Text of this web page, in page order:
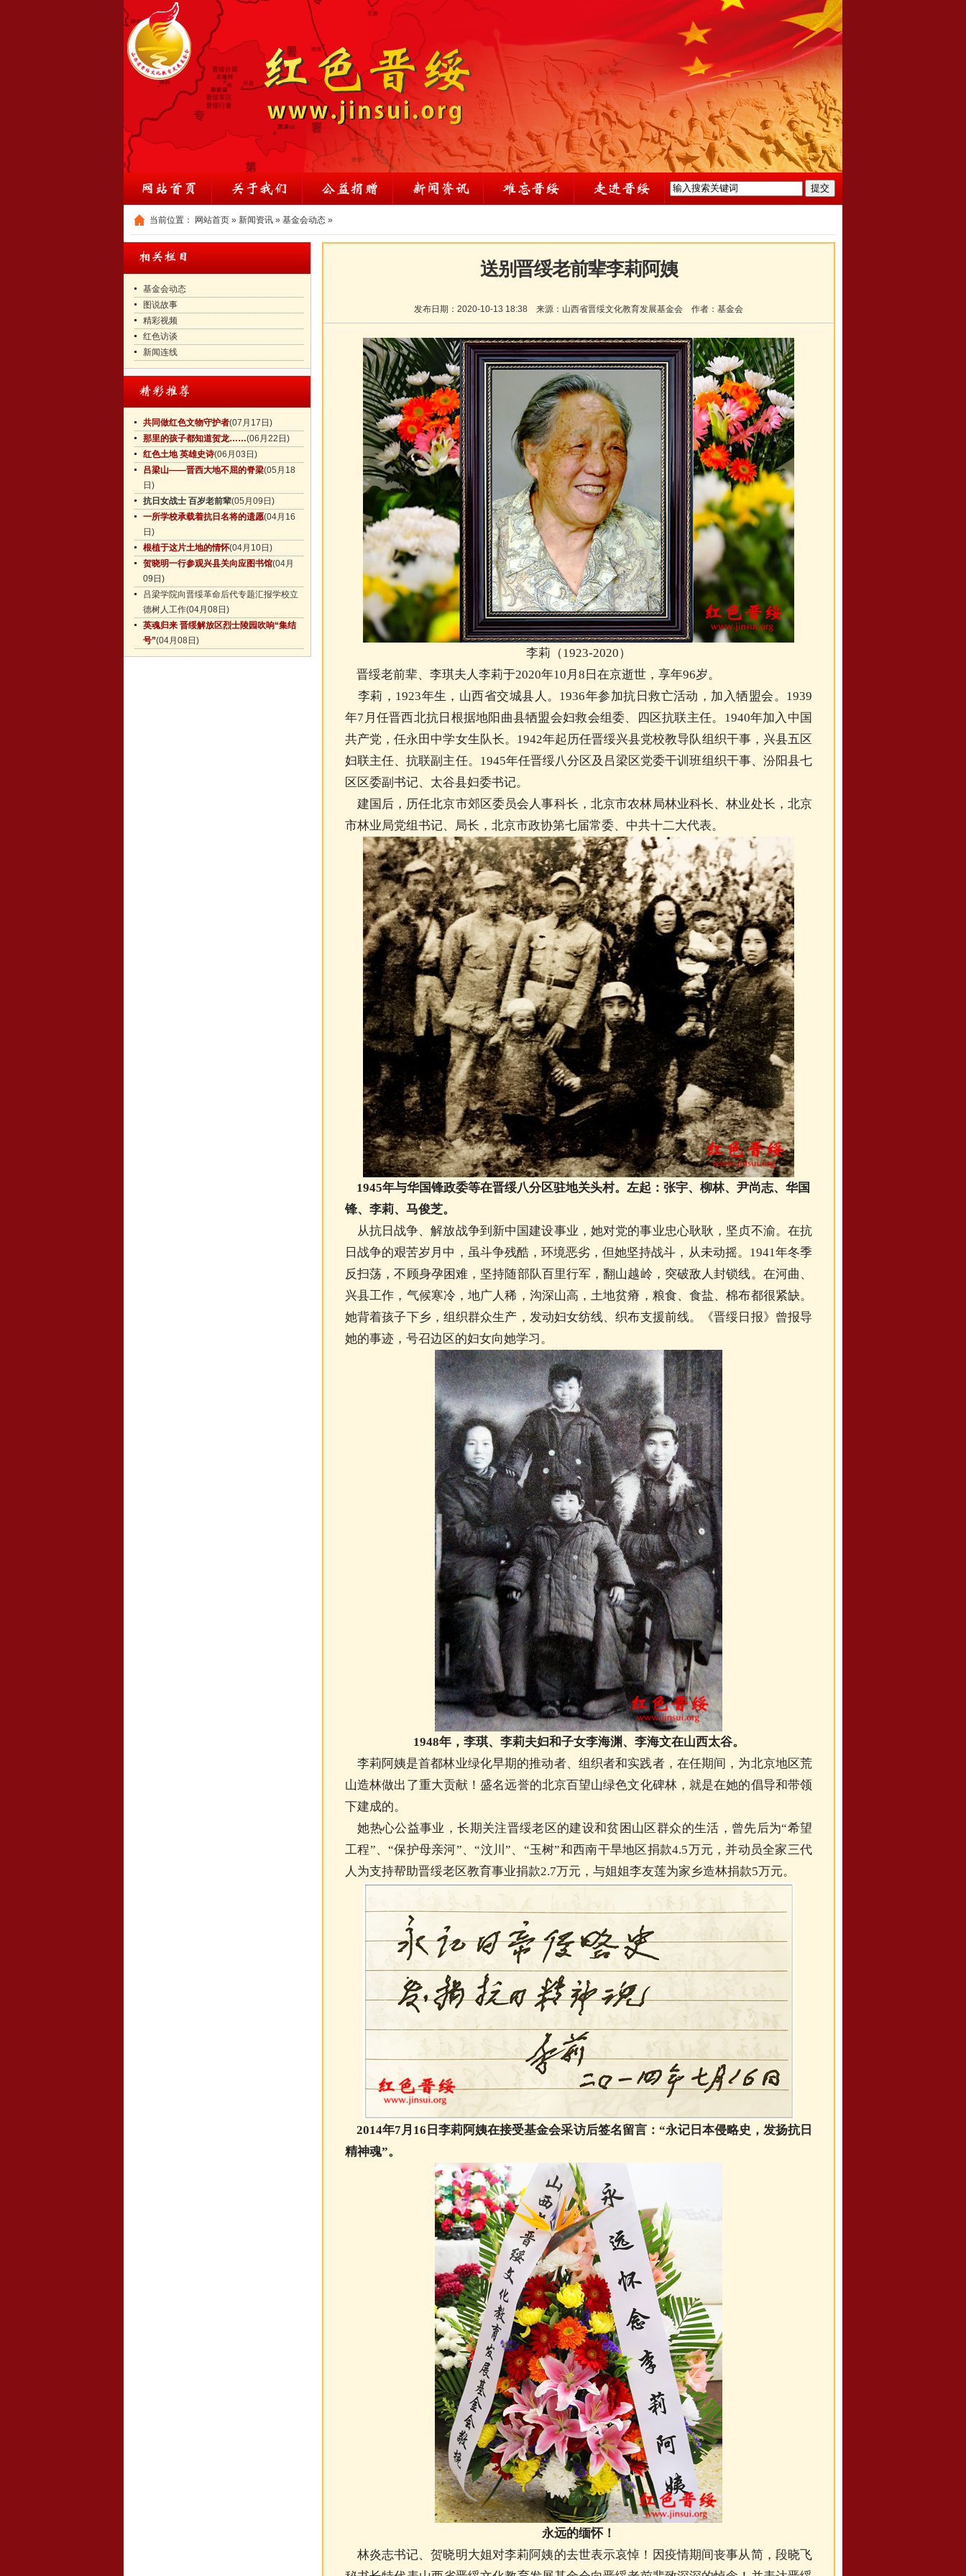
当前位置： 网站首页 » 新闻资讯 » 基金会动态 »
基金会动态
图说故事
精彩视频
红色访谈
新闻连线
共同做红色文物守护者(07月17日)
那里的孩子都知道贺龙……(06月22日)
红色土地 英雄史诗(06月03日)
吕梁山——晋西大地不屈的脊梁(05月18
日)
抗日女战士 百岁老前辈(05月09日)
一所学校承载着抗日名将的遗愿(04月16
日)
根植于这片土地的情怀(04月10日)
贺晓明一行参观兴县关向应图书馆(04月
09日)
吕梁学院向晋绥革命后代专题汇报学校立
德树人工作(04月08日)
英魂归来 晋绥解放区烈士陵园吹响“集结
号”(04月08日)
送别晋绥老前辈李莉阿姨
发布日期： 2020-10-13 18:38 来源： 山西省晋绥文化教育发展基金会 作者： 基金会
李莉（1923-2020）
晋绥老前辈、李琪夫人李莉于2020年10月8日在京逝世，享年96岁。
李莉，1923年生，山西省交城县人。1936年参加抗日救亡活动，加入牺盟会。1939
年7月任晋西北抗日根据地阳曲县牺盟会妇救会组委、四区抗联主任。1940年加入中国
共产党，任永田中学女生队长。1942年起历任晋绥兴县党校教导队组织干事，兴县五区
妇联主任、抗联副主任。1945年任晋绥八分区及吕梁区党委干训班组织干事、汾阳县七
区区委副书记、太谷县妇委书记。
建国后，历任北京市郊区委员会人事科长，北京市农林局林业科长、林业处长，北京
市林业局党组书记、局长，北京市政协第七届常委、中共十二大代表。
1945年与华国锋政委等在晋绥八分区驻地关头村。左起：张宇、柳林、尹尚志、华国
锋、李莉、马俊芝。
从抗日战争、解放战争到新中国建设事业，她对党的事业忠心耿耿，坚贞不渝。在抗
日战争的艰苦岁月中，虽斗争残酷，环境恶劣，但她坚持战斗，从未动摇。1941年冬季
反扫荡，不顾身孕困难，坚持随部队百里行军，翻山越岭，突破敌人封锁线。在河曲、
兴县工作，气候寒冷，地广人稀，沟深山高，土地贫瘠，粮食、食盐、棉布都很紧缺。
她背着孩子下乡，组织群众生产，发动妇女纺线、织布支援前线。《晋绥日报》曾报导
她的事迹，号召边区的妇女向她学习。
1948年，李琪、李莉夫妇和子女李海渊、李海文在山西太谷。
李莉阿姨是首都林业绿化早期的推动者、组织者和实践者，在任期间，为北京地区荒
山造林做出了重大贡献！盛名远誉的北京百望山绿色文化碑林，就是在她的倡导和带领
下建成的。
她热心公益事业，长期关注晋绥老区的建设和贫困山区群众的生活，曾先后为“希望
工程”、“保护母亲河”、“汶川”、“玉树”和西南干旱地区捐款4.5万元，并动员全家三代
人为支持帮助晋绥老区教育事业捐款2.7万元，与姐姐李友莲为家乡造林捐款5万元。
2014年7月16日李莉阿姨在接受基金会采访后签名留言：“永记日本侵略史，发扬抗日
精神魂”。
永远的缅怀！
林炎志书记、贺晓明大姐对李莉阿姨的去世表示哀悼！因疫情期间丧事从简，段晓飞